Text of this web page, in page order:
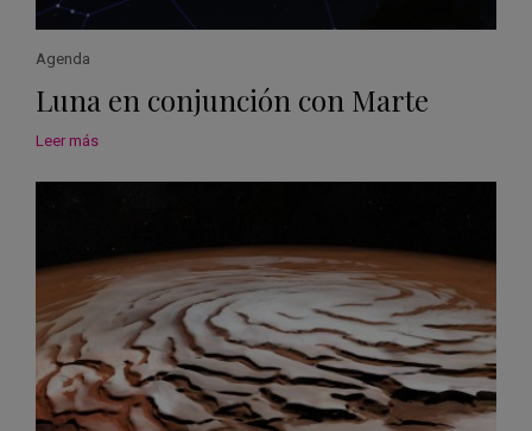
Agenda
Luna en conjunción con Marte
Leer más